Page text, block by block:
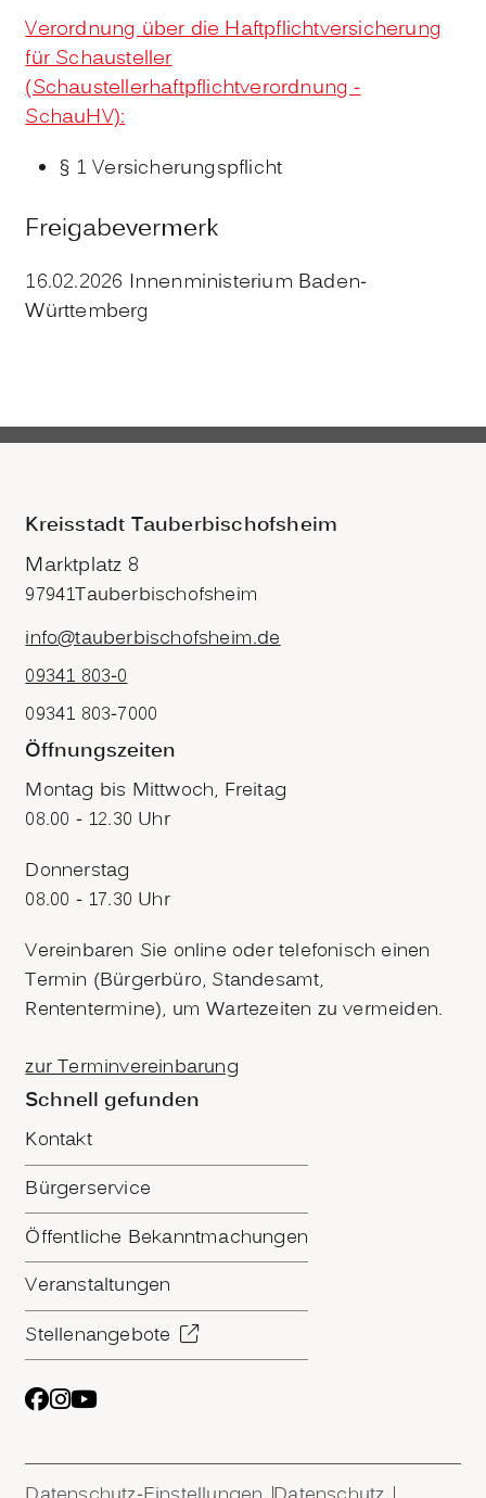
Verordnung über die Haftpflichtversicherung
für Schausteller
(Schaustellerhaftpflichtverordnung -
SchauHV):
§ 1 Versicherungspflicht
Freigabevermerk
16.02.2026 Innenministerium Baden-
Württemberg
Kreisstadt Tauberbischofsheim
Marktplatz 8
97941Tauberbischofsheim
info@tauberbischofsheim.de
09341 803-0
09341 803-7000
Öffnungszeiten
Montag bis Mittwoch, Freitag
08.00 - 12.30 Uhr
Donnerstag
08.00 - 17.30 Uhr
Vereinbaren Sie online oder telefonisch einen
Termin (Bürgerbüro, Standesamt,
Rententermine), um Wartezeiten zu vermeiden.
zur Terminvereinbarung
Schnell gefunden
Kontakt
Bürgerservice
Öffentliche Bekanntmachungen
Veranstaltungen
Stellenangebote